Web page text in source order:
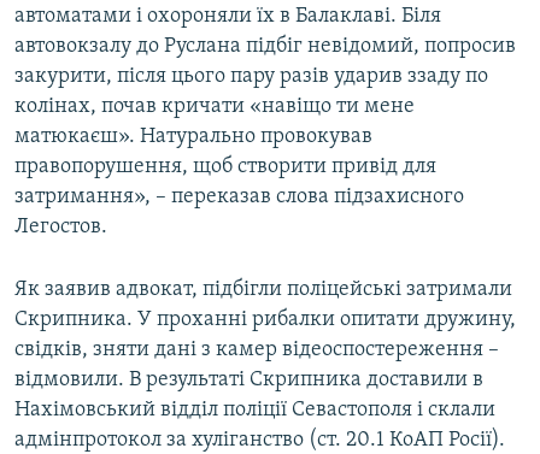
автоматами і охороняли їх в Балаклаві. Біля
автовокзалу до Руслана підбіг невідомий, попросив
закурити, після цього пару разів ударив ззаду по
колінах, почав кричати «навіщо ти мене
матюкаєш». Натурально провокував
правопорушення, щоб створити привід для
затримання», – переказав слова підзахисного
Легостов.
Як заявив адвокат, підбігли поліцейські затримали
Скрипника. У проханні рибалки опитати дружину,
свідків, зняти дані з камер відеоспостереження –
відмовили. В результаті Скрипника доставили в
Нахімовський відділ поліції Севастополя і склали
адмінпротокол за хуліганство (ст. 20.1 КоАП Росії).